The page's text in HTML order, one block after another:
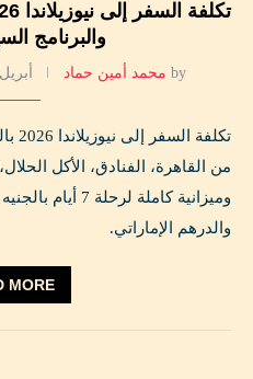
والبرنامج
by محمد أمين حماد أبريل 6,
من القاهرة، الفنادق، الأكل
وميزانية كاملة
والدرهم الإماراتي.
MORE